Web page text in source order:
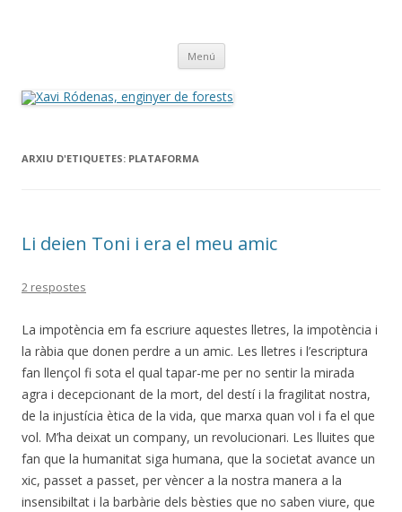
Menú Vés
contingut
ARXIU D'ETIQUETES: PLATAFORMA
Li deien Toni i era el meu amic
2 respostes
La impotència em fa escriure aquestes lletres, la impotència i
la ràbia que donen perdre a un amic. Les lletres i l’escriptura
fan llençol fi sota el qual tapar-me per no sentir la mirada
agra i decepcionant de la mort, del destí i la fragilitat nostra,
de la injustícia ètica de la vida, que marxa quan vol i fa el que
vol. M’ha deixat un company, un revolucionari. Les lluites que
fan que la humanitat siga humana, que la societat avance un
xic, passet a passet, per vèncer a la nostra manera a la
insensibiltat i la barbàrie dels bèsties que no saben viure, que